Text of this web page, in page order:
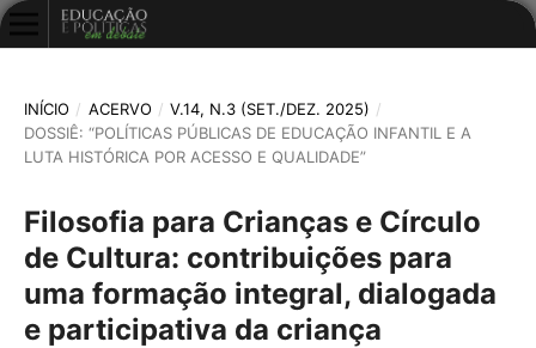
INÍCIO / ACERVO / V.14, N.3 (SET./DEZ. 2025) /
DOSSIÊ: “POLÍTICAS PÚBLICAS DE EDUCAÇÃO INFANTIL E A
LUTA HISTÓRICA POR ACESSO E QUALIDADE”
Filosofia para Crianças e Círculo
de Cultura: contribuições para
uma formação integral, dialogada
e participativa da criança